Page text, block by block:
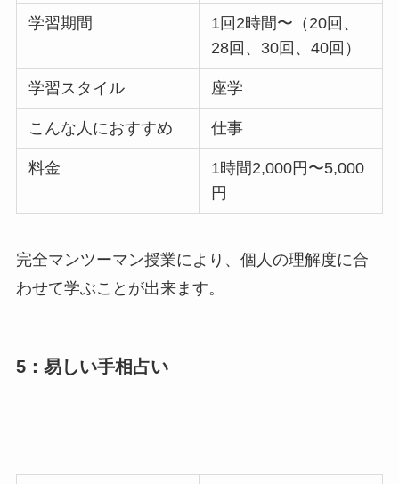
学習期間
1回2時間〜（20回、
28回、30回、40回）
学習スタイル 座学
こんな人におすすめ 仕事
料金
1時間2,000円〜5,000
円
完全マンツーマン授業により、個人の理解度に合
わせて学ぶことが出来ます。
5：易しい手相占い